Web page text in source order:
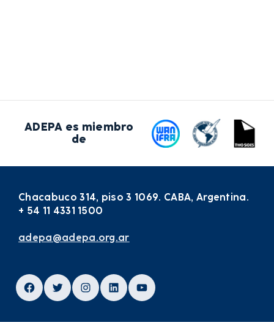
ADEPA es miembro
de
Chacabuco 314, piso 3 1069. CABA, Argentina.
+ 54 11 4331 1500
adepa@adepa.org.ar
Facebook
TwitterInstagram
LinkedInYouTube